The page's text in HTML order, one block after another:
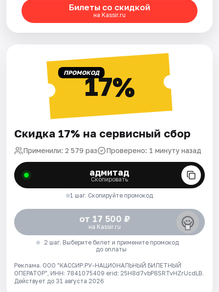
Билеты со скидкой
на Kassir.ru
ПРОМОКОД17%
Скидка 17% на сервисный сбор
Применили: 2 579 раз Проверено: 1 минуту назад
адмитад
Скопировать
1 шаг. Скопируйте промокод
от 17 500 ₽
на Kassir.ru
2 шаг. Выберите билет и примените промокод
до оплаты
Реклама. ООО "КАССИР.РУ-НАЦИОНАЛЬНЫЙ БИЛЕТНЫЙ
ОПЕРАТОР", ИНН: 7841075409 erid: 25H8d7vbP8SRTvHZrUcdLB.
Действует до 31 августа 2026